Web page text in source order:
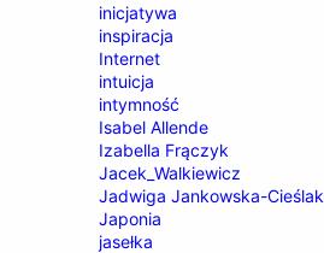
inicjatywa
inspiracja
Internet
intuicja
intymność
Isabel Allende
Izabella Frączyk
Jacek_Walkiewicz
Jadwiga Jankowska-Cieślak
Japonia
jasełka